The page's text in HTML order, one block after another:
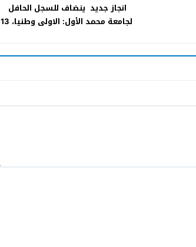
انجاز جديد ينضاف للسجل الحافل
لجامعة محمد الأول: الاولى وطنيا، 13